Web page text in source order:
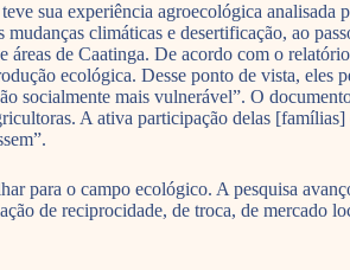
sua experiência agroecológica analisada
climáticas e desertificação, ao
de Caatinga. De acordo com o
ecológica. Desse ponto de vista, eles
socialmente mais vulnerável”. O
A ativa participação delas
para o campo ecológico. A pesquisa
de reciprocidade, de troca, de mercado